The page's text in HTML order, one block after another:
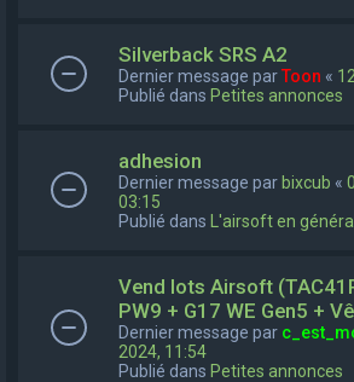
Silverback SRS A2
Dernier message parToon «
Publié dans Petites annonces
adhesion
Dernier message par bixcub «
03:15
Publié dans
L'airsoft en général
Vend lots Airsoft
PW9 + G17 WE Gen5 +
Dernier message par
2024, 11:54
Publié dans Petites annonces